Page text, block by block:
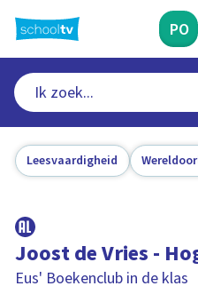
naar
hoofdinhoud
PO
Leesvaardigheid
Joost de Vries -
Eus' Boekenclub in de klas